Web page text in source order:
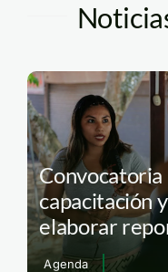
Convocatoria
capacitación
elaborar
Agenda